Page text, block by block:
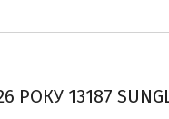
13187